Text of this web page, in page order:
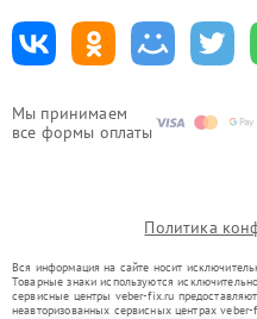
Мы принимаем
все формы оплаты
Политика
Вся информация на сайте носит
Товарные знаки используются
сервисные центры veber-fix.ru
неавторизованных сервисных центрах